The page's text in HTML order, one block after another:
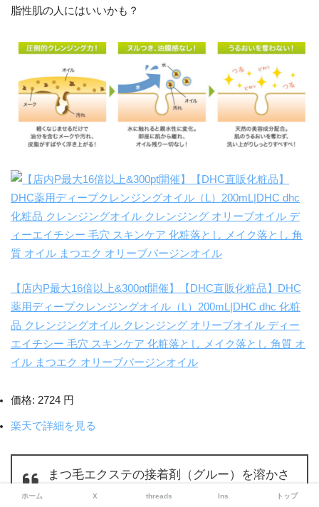
脂性肌の人にはいいかも？
【店内P最大16倍以上&300pt開催】【DHC直販化粧品】DHC
薬用ディープクレンジングオイル（L）200mL|DHC dhc 化粧
品 クレンジングオイル クレンジング オリーブオイル ディー
エイチシー 毛穴 スキンケア 化粧落とし メイク落とし 角質 オ
イル まつエク オリーブバージンオイル
価格: 2724 円
楽天で詳細を見る
まつ毛エクステの接着剤（グルー）を溶かさ
ないため、まつ毛エクステ使用中もお使いい
ホーム X threads Ins トップ